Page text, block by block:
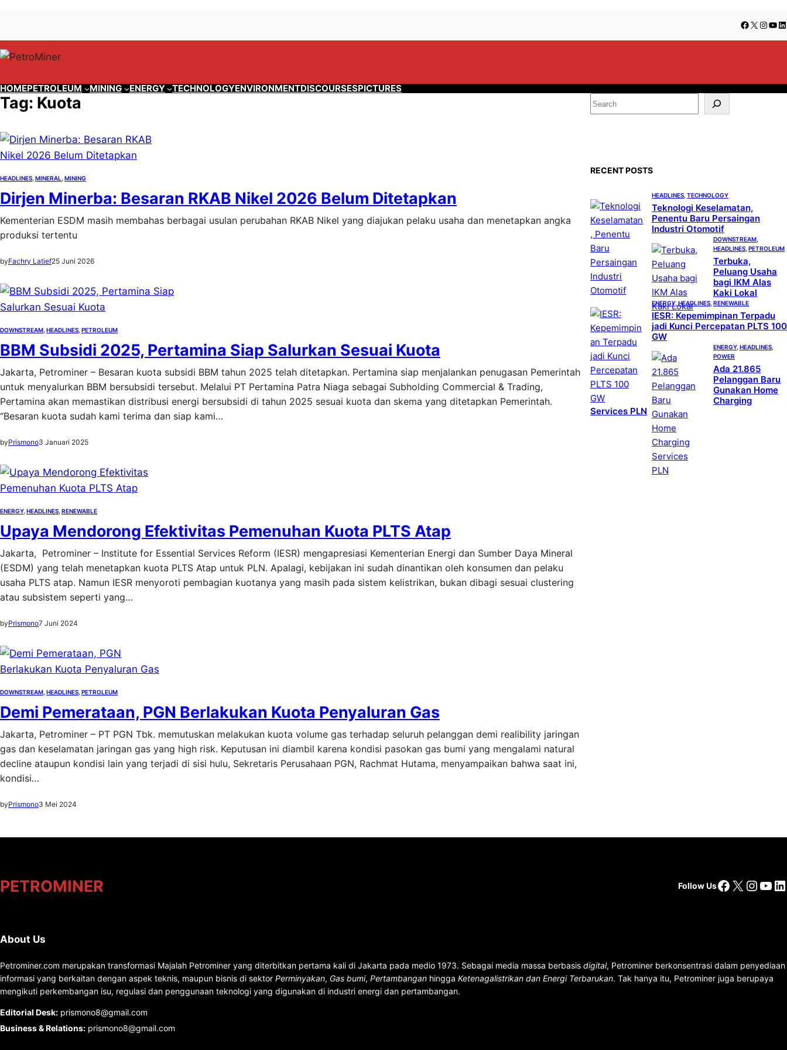
konten
content
Facebook
X
HOMEPETROLEUM MINING ENERGY TECHNOLOGYENVIRONMENTDISCOURSESPICTURES
Tag: Kuota
HEADLINES MINERAL MINING
Dirjen Minerba: Besaran RKAB Nikel 2026 Belum Ditetapkan
Kementerian ESDM masih membahas berbagai usulan perubahan RKAB Nikel yang diajukan pelaku usaha dan menetapkan angka
produksi tertentu
byFachry Latief25 Juni 2026
DOWNSTREAM HEADLINES PETROLEUM
BBM Subsidi 2025, Pertamina Siap Salurkan Sesuai Kuota
Jakarta, Petrominer – Besaran kuota subsidi BBM tahun 2025 telah ditetapkan. Pertamina siap menjalankan penugasan Pemerintah
untuk menyalurkan BBM bersubsidi tersebut. Melalui PT Pertamina Patra Niaga sebagai Subholding Commercial & Trading,
Pertamina akan memastikan distribusi energi bersubsidi di tahun 2025 sesuai kuota dan skema yang ditetapkan Pemerintah.
“Besaran kuota sudah kami terima dan siap kami…
byPrismono3 Januari 2025
ENERGY, HEADLINES RENEWABLE
Upaya Mendorong Efektivitas Pemenuhan Kuota PLTS Atap
Jakarta, Petrominer – Institute for Essential Services Reform (IESR) mengapresiasi Kementerian Energi dan Sumber Daya Mineral
(ESDM) yang telah menetapkan kuota PLTS Atap untuk PLN. Apalagi, kebijakan ini sudah dinantikan oleh konsumen dan pelaku
usaha PLTS atap. Namun IESR menyoroti pembagian kuotanya yang masih pada sistem kelistrikan, bukan dibagi sesuai clustering
atau subsistem seperti yang…
byPrismono7 Juni 2024
DOWNSTREAM HEADLINES PETROLEUM
Demi Pemerataan, PGN Berlakukan Kuota Penyaluran Gas
Jakarta, Petrominer – PT PGN Tbk. memutuskan melakukan kuota volume gas terhadap seluruh pelanggan demi realibility jaringan
gas dan keselamatan jaringan gas yang high risk. Keputusan ini diambil karena kondisi pasokan gas bumi yang mengalami natural
decline ataupun kondisi lain yang terjadi di sisi hulu, Sekretaris Perusahaan PGN, Rachmat Hutama, menyampaikan bahwa saat ini,
kondisi…
byPrismono3 Mei 2024
S
e
RECENT POSTS
HEADLINES TECHNOLOGY
Teknologi Keselamatan,
Penentu Baru Persaingan
Industri Otomotif
DOWNSTREAM
HEADLINES PETROLEUM
Terbuka,
Peluang Usaha
bagi IKM Alas
Kaki Lokal
ENERGY, HEADLINES RENEWABLE
IESR: Kepemimpinan Terpadu
jadi Kunci Percepatan PLTS 100
GW
ENERGY, HEADLINES
POWER
Ada 21.865
Pelanggan Baru
Gunakan Home
Charging
Services PLN
PETROMINER Follow UsFacebook
X
About Us
Petrominer.com merupakan transformasi Majalah Petrominer yang diterbitkan pertama kali di Jakarta pada medio 1973. Sebagai media massa berbasis digital, Petrominer berkonsentrasi dalam penyediaan
informasi yang berkaitan dengan aspek teknis, maupun bisnis di sektor Perminyakan, Gas bumi, Pertambangan hingga Ketenagalistrikan dan Energi Terbarukan. Tak hanya itu, Petrominer juga berupaya
mengikuti perkembangan isu, regulasi dan penggunaan teknologi yang digunakan di industri energi dan pertambangan.
Editorial Desk: prismono8@gmail.com
Business & Relations: prismono8@gmail.com